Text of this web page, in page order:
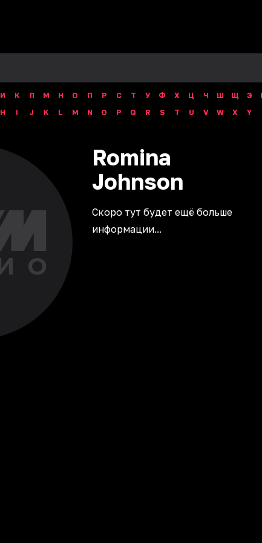
И К Л М Н О П Р С Т У Ф Х Ц Ч Ш Щ Э
H I J K L M N O P Q R S T U V W X Y
Romina
Johnson
Скоро тут будет ещё больше
информации...